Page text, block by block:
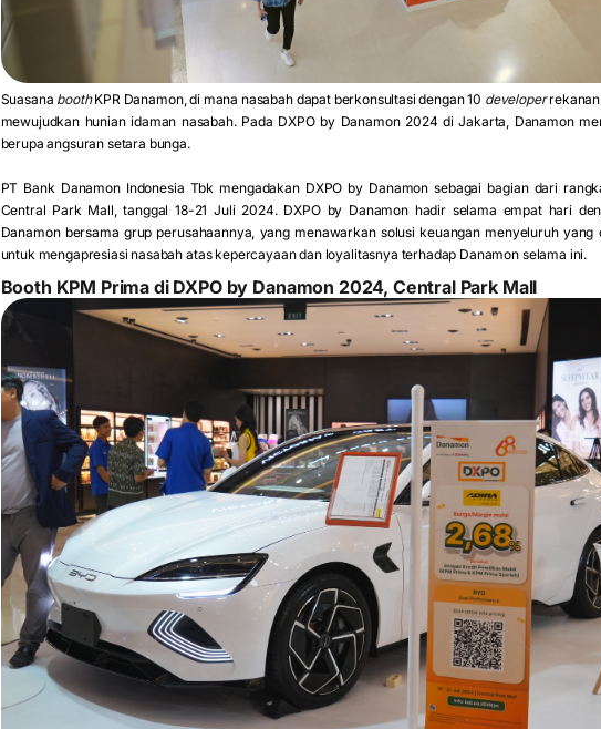
Suasana boothKPR Danamon, di mana nasabah dapat berkonsultasi dengan 10 developer
mewujudkan hunian idaman nasabah. Pada DXPO by Danamon 2024 di Jakarta, Danamon
berupa angsuran setara bunga.
PT Bank Danamon Indonesia Tbk mengadakan DXPO by Danamon sebagai bagian dari
Central Park Mall, tanggal 18-21 Juli 2024. DXPO by Danamon hadir selama empat hari
Danamon bersama grup perusahaannya, yang menawarkan solusi keuangan menyeluruh
untuk mengapresiasi nasabah atas kepercayaan dan loyalitasnya terhadap Danamon selama ini.
Booth KPM Prima di DXPO by Danamon 2024, Central Park Mall